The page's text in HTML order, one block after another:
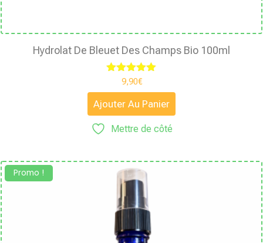
Hydrolat De Bleuet Des Champs Bio 100ml
Note
5.00
sur 5
9,90€
Ajouter Au Panier
Mettre de côté
Promo !